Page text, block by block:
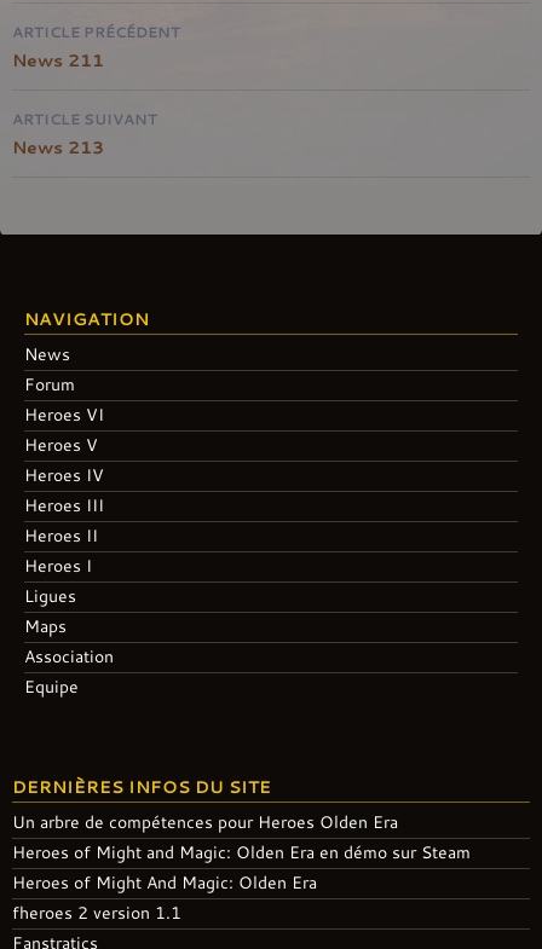
Navigation
de
l'article
ARTICLE PRÉCÉDENT
News 211
ARTICLE SUIVANT
News 213
NAVIGATION
News
Forum
Heroes VI
Heroes V
Heroes IV
Heroes III
Heroes II
Heroes I
Ligues
Maps
Association
Equipe
DERNIÈRES INFOS DU SITE
Un arbre de compétences pour Heroes Olden Era
Heroes of Might and Magic: Olden Era en démo sur Steam
Heroes of Might And Magic: Olden Era
fheroes 2 version 1.1
Fanstratics